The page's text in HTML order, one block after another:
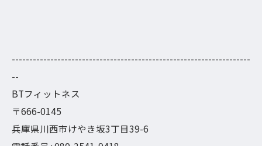
--------------------------------------------------------------------
--
BTフィットネス
〒666-0145
兵庫県川西市けやき坂3丁目39-6